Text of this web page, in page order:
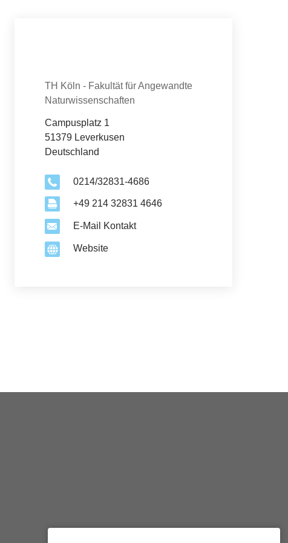
Organisation
TH Köln - Fakultät für Angewandte
Naturwissenschaften
Campusplatz 1
51379 Leverkusen
Deutschland
0214/32831-4686
+49 214 32831 4646
E-Mail Kontakt
Website